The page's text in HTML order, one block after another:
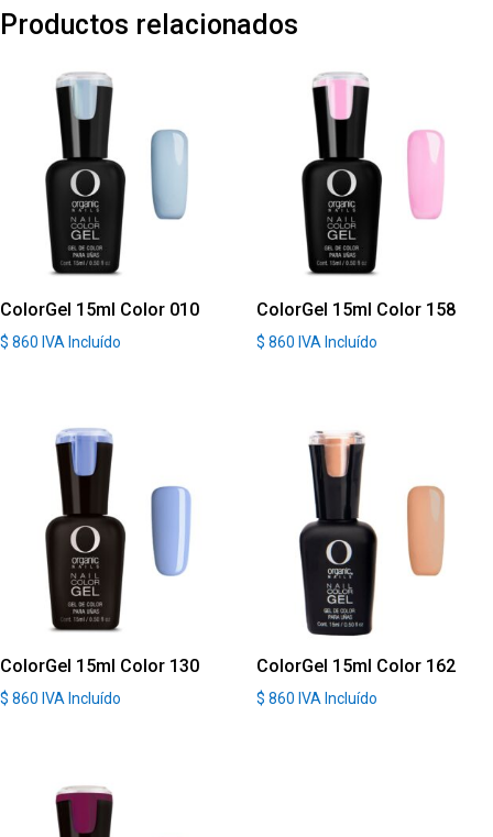
Productos relacionados
ColorGel 15ml Color 010
$ 860 IVA Incluído
ColorGel 15ml Color 158
$ 860 IVA Incluído
ColorGel 15ml Color 130
$ 860 IVA Incluído
ColorGel 15ml Color 162
$ 860 IVA Incluído